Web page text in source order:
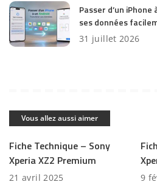
Passer d’un
ses données
31 juillet 2026
Vous allez aussi aimer
Fiche Technique – Sony
Xperia XZ2 Premium
21 avril 2025 9